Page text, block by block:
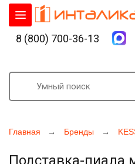
Главная Бренды
Подставка-пиала
8 (800) 700-36-13